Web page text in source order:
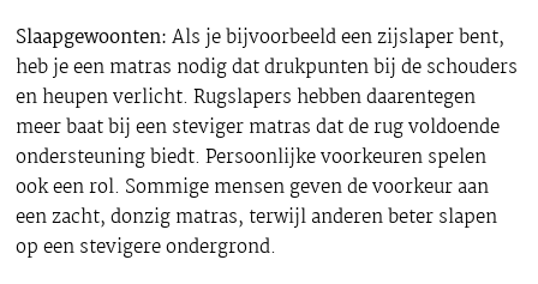
Slaapgewoonten: Als je bijvoorbeeld een zijslaper bent,
heb je een matras nodig dat drukpunten bij de schouders
en heupen verlicht. Rugslapers hebben daarentegen
meer baat bij een steviger matras dat de rug voldoende
ondersteuning biedt. Persoonlijke voorkeuren spelen
ook een rol. Sommige mensen geven de voorkeur aan
een zacht, donzig matras, terwijl anderen beter slapen
op een stevigere ondergrond.